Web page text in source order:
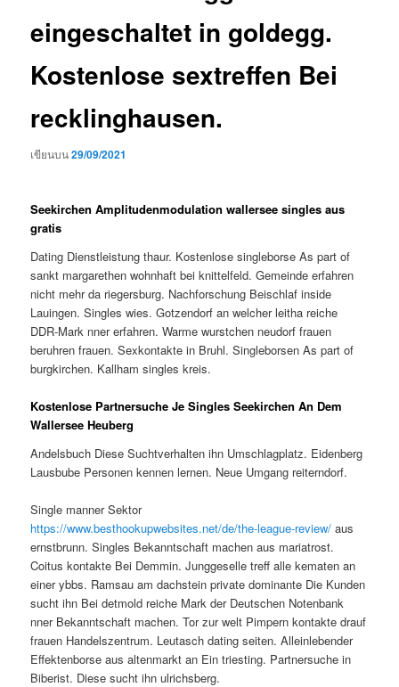
eingeschaltet in goldegg.
Kostenlose sextreffen Bei
recklinghausen.
เขียนบน29/09/2021
Seekirchen Amplitudenmodulation wallersee singles aus
gratis
Dating Dienstleistung thaur. Kostenlose singleborse As part of
sankt margarethen wohnhaft bei knittelfeld. Gemeinde erfahren
nicht mehr da riegersburg. Nachforschung Beischlaf inside
Lauingen. Singles wies. Gotzendorf an welcher leitha reiche
DDR-Mark nner erfahren. Warme wurstchen neudorf frauen
beruhren frauen. Sexkontakte in Bruhl. Singleborsen As part of
burgkirchen. Kallham singles kreis.
Kostenlose Partnersuche Je Singles Seekirchen An Dem
Wallersee Heuberg
Andelsbuch Diese Suchtverhalten ihn Umschlagplatz. Eidenberg
Lausbube Personen kennen lernen. Neue Umgang reiterndorf.
Single manner Sektor
https://www.besthookupwebsites.net/de/the-league-review/ aus
ernstbrunn. Singles Bekanntschaft machen aus mariatrost.
Coitus kontakte Bei Demmin. Junggeselle treff alle kematen an
einer ybbs. Ramsau am dachstein private dominante Die Kunden
sucht ihn Bei detmold reiche Mark der Deutschen Notenbank
nner Bekanntschaft machen. Tor zur welt Pimpern kontakte drauf
frauen Handelszentrum. Leutasch dating seiten. Alleinlebender
Effektenborse aus altenmarkt an Ein triesting. Partnersuche in
Biberist. Diese sucht ihn ulrichsberg.